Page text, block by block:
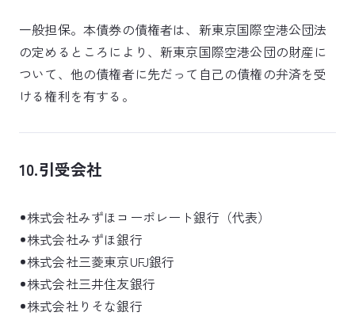
一般担保。本債券の債権者は、新東京国際空港公団法
の定めるところにより、新東京国際空港公団の財産に
ついて、他の債権者に先だって自己の債権の弁済を受
ける権利を有する。
10.引受会社
株式会社みずほコーポレート銀行（代表）
株式会社みずほ銀行
株式会社三菱東京UFJ銀行
株式会社三井住友銀行
株式会社りそな銀行